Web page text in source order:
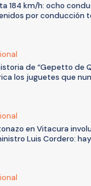
184 km/h: ocho
por conducción
de “Gepetto de
los juguetes que
en Vitacura
Luis Cordero: